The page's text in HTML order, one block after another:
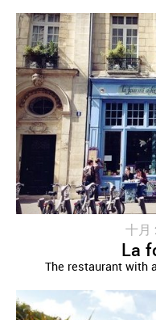
十月
La
The restaurant with